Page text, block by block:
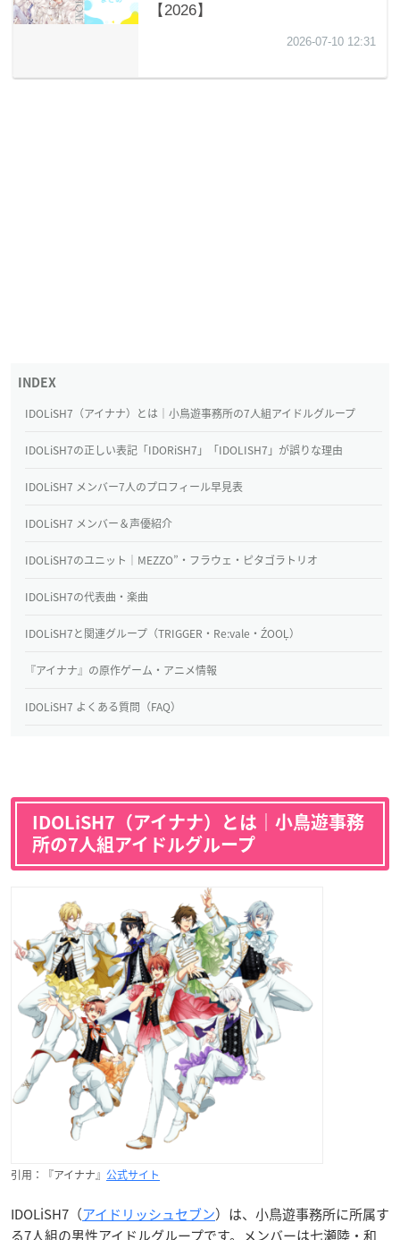
IDOLiSH7（アイナナ）とは｜小鳥遊事務所の7人組アイドルグループ
IDOLiSH7の正しい表記「IDORiSH7」「IDOLISH7」が誤りな理由
IDOLiSH7 メンバー7人のプロフィール早見表
IDOLiSH7 メンバー＆声優紹介
IDOLiSH7のユニット｜MEZZO”・フラウェ・ピタゴラトリオ
IDOLiSH7の代表曲・楽曲
IDOLiSH7と関連グループ（TRIGGER・Re:vale・ŹOOĻ）
『アイナナ』の原作ゲーム・アニメ情報
IDOLiSH7 よくある質問（FAQ）
IDOLiSH7（アイナナ）とは｜小鳥遊事務
所の7人組アイドルグループ
引用：『アイナナ』 公式サイト
IDOLiSH7（アイドリッシュセブン）は、小鳥遊事務所に所属す
る7人組の男性アイドルグループです。メンバーは七瀬陸・和